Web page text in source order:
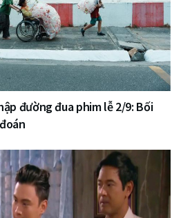
đường đua phim lễ 2/9: Bối